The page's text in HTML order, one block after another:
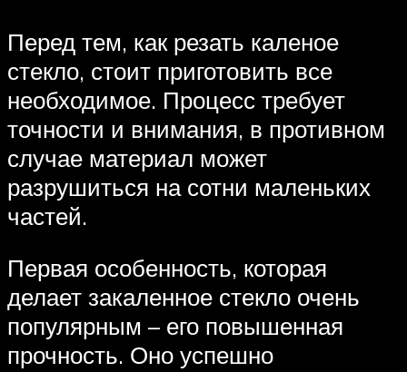
Перед тем, как резать каленое
стекло, стоит приготовить все
необходимое. Процесс требует
точности и внимания, в противном
случае материал может
разрушиться на сотни маленьких
частей.
Первая особенность, которая
делает закаленное стекло очень
популярным – его повышенная
прочность. Оно успешно